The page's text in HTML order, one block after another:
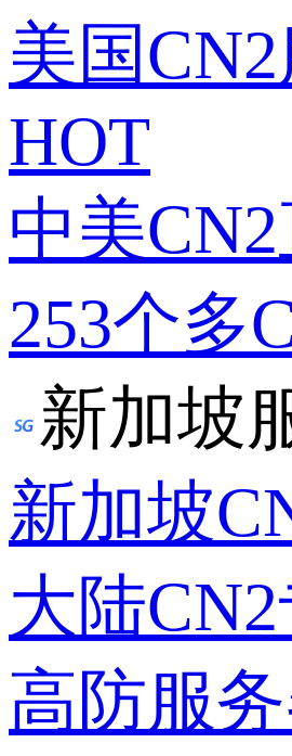
美国
HOT
中美
253个多
新加坡
新加坡
大陆
高防服